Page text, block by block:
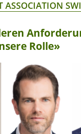
ASSOCIATION
Rolle»